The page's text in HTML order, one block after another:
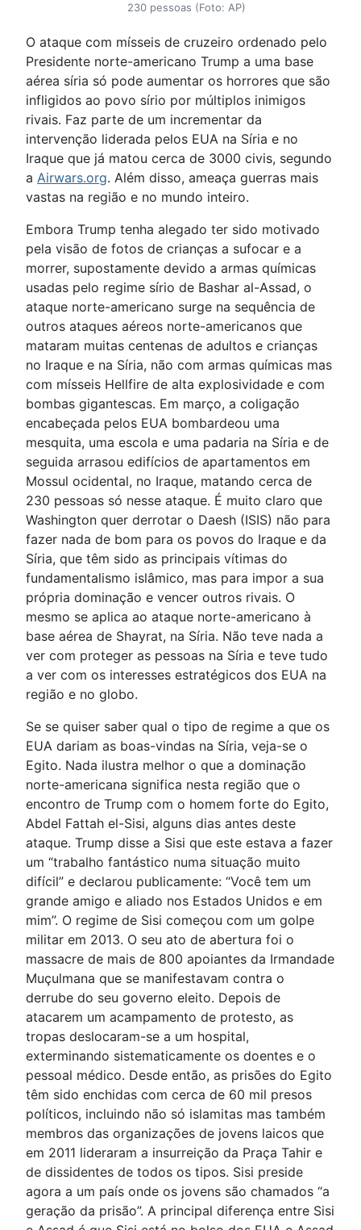
230 pessoas (Foto: AP)
O ataque com mísseis de cruzeiro ordenado pelo
Presidente norte-americano Trump a uma base
aérea síria só pode aumentar os horrores que são
infligidos ao povo sírio por múltiplos inimigos
rivais. Faz parte de um incrementar da
intervenção liderada pelos EUA na Síria e no
Iraque que já matou cerca de 3000 civis, segundo
a Airwars.org. Além disso, ameaça guerras mais
vastas na região e no mundo inteiro.
Embora Trump tenha alegado ter sido motivado
pela visão de fotos de crianças a sufocar e a
morrer, supostamente devido a armas químicas
usadas pelo regime sírio de Bashar al-Assad, o
ataque norte-americano surge na sequência de
outros ataques aéreos norte-americanos que
mataram muitas centenas de adultos e crianças
no Iraque e na Síria, não com armas químicas mas
com mísseis Hellfire de alta explosividade e com
bombas gigantescas. Em março, a coligação
encabeçada pelos EUA bombardeou uma
mesquita, uma escola e uma padaria na Síria e de
seguida arrasou edifícios de apartamentos em
Mossul ocidental, no Iraque, matando cerca de
230 pessoas só nesse ataque. É muito claro que
Washington quer derrotar o Daesh (ISIS) não para
fazer nada de bom para os povos do Iraque e da
Síria, que têm sido as principais vítimas do
fundamentalismo islâmico, mas para impor a sua
própria dominação e vencer outros rivais. O
mesmo se aplica ao ataque norte-americano à
base aérea de Shayrat, na Síria. Não teve nada a
ver com proteger as pessoas na Síria e teve tudo
a ver com os interesses estratégicos dos EUA na
região e no globo.
Se se quiser saber qual o tipo de regime a que os
EUA dariam as boas-vindas na Síria, veja-se o
Egito. Nada ilustra melhor o que a dominação
norte-americana significa nesta região que o
encontro de Trump com o homem forte do Egito,
Abdel Fattah el-Sisi, alguns dias antes deste
ataque. Trump disse a Sisi que este estava a fazer
um “trabalho fantástico numa situação muito
difícil” e declarou publicamente: “Você tem um
grande amigo e aliado nos Estados Unidos e em
mim”. O regime de Sisi começou com um golpe
militar em 2013. O seu ato de abertura foi o
massacre de mais de 800 apoiantes da Irmandade
Muçulmana que se manifestavam contra o
derrube do seu governo eleito. Depois de
atacarem um acampamento de protesto, as
tropas deslocaram-se a um hospital,
exterminando sistematicamente os doentes e o
pessoal médico. Desde então, as prisões do Egito
têm sido enchidas com cerca de 60 mil presos
políticos, incluindo não só islamitas mas também
membros das organizações de jovens laicos que
em 2011 lideraram a insurreição da Praça Tahir e
de dissidentes de todos os tipos. Sisi preside
agora a um país onde os jovens são chamados “a
geração da prisão”. A principal diferença entre Sisi